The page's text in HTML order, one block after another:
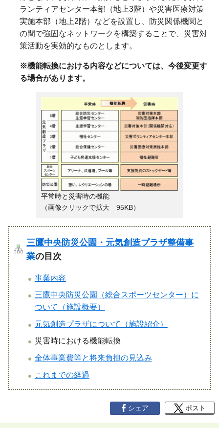
ランティアセンター本部（地上3階）や災害医療対策
実施本部（地上2階）などを設置し、防災関係機関と
の間で強固なネットワークを構築することで、災害対
策活動を実効的なものとします。
※機能転換における内容などについては、今後変更す
る場合があります。
平常時と災害時の機能
（画像クリックで拡大 95KB）
三鷹中央防災公園・元気創造プラザ整備事
業の目次
事業内容
三鷹中央防災公園（総合スポーツセンター）に
ついて（施設概要）
元気創造プラザについて（施設紹介）
災害時における機能転換
全体事業費等と将来負担の見込み
これまでの経過
シェア ポスト